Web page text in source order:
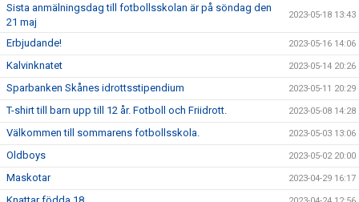
Sista anmälningsdag till fotbollsskolan är på söndag den
21 maj
2023-05-18 13:43
Erbjudande! 2023-05-16 14:06
Kalvinknatet 2023-05-14 20:26
Sparbanken Skånes idrottsstipendium 2023-05-11 20:29
T-shirt till barn upp till 12 år. Fotboll och Friidrott. 2023-05-08 14:28
Välkommen till sommarens fotbollsskola. 2023-05-03 13:06
Oldboys 2023-05-02 20:00
Maskotar 2023-04-29 16:17